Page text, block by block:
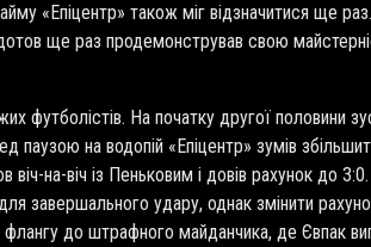
«Епіцентр» також міг відзначитися ще
ще раз продемонстрував свою
На початку другої половини
паузою на водопій «Епіцентр» зумів
на-віч із Пеньковим і довів рахунок до
завершального удару, однак змінити
флангу до штрафного майданчика, де Євпак